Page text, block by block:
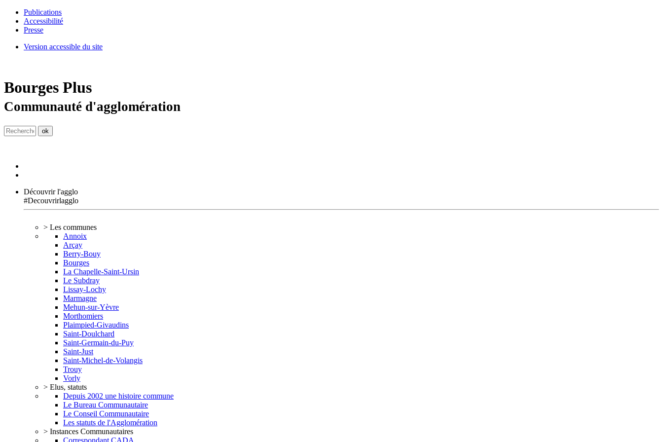
Publications
Accessibilité
Presse
Version accessible du site
Bourges Plus
Communauté d'agglomération
Découvrir l'agglo
#Decouvrirlagglo
> Les communes
Annoix
Arçay
Berry-Bouy
Bourges
La Chapelle-Saint-Ursin
Le Subdray
Lissay-Lochy
Marmagne
Mehun-sur-Yèvre
Morthomiers
Plaimpied-Givaudins
Saint-Doulchard
Saint-Germain-du-Puy
Saint-Just
Saint-Michel-de-Volangis
Trouy
Vorly
> Elus, statuts
Depuis 2002 une histoire commune
Le Bureau Communautaire
Le Conseil Communautaire
Les statuts de l'Agglomération
> Instances Communautaires
Correspondant CADA